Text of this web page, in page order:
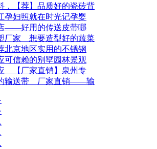
，【荐】品质好的瓷砖背
孕妇照就在时光记孕婴
——好用的传送皮带哪
厂家＿想要造型好的蔬菜
北京地区实用的不锈钢
可信赖的别墅园林景观
【厂家直销】泉州专
输送带＿厂家直销——输